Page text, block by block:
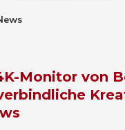
Monitor von